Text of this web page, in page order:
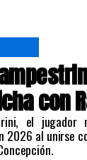
con
el
2026 al unirse